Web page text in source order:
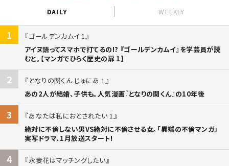
DAILY WEEKLY
1
ゴールデンカムイ 1
アイヌ語ってスマホで打てるの!? 『ゴールデンカムイ』を学芸員が読
むと。【マンガでひらく歴史の扉 1】
2
となりの関くん じゅにあ 1
あの2人が結婚、子供も。人気漫画『となりの関くん』の10年後
3
あなたは私におとされたい 1
絶対に不倫しない男VS絶対に不倫させる女。「異端の不倫マンガ」
実写ドラマ、1月放送スタート!
4
永妻花はマッチングしたい